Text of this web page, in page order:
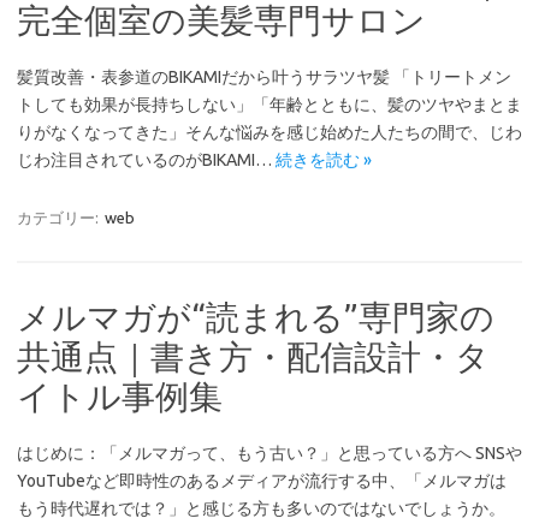
完全個室の美髪専門サロン
髪質改善・表参道のBIKAMIだから叶うサラツヤ髪 「トリートメン
トしても効果が長持ちしない」「年齢とともに、髪のツヤやまとま
りがなくなってきた」そんな悩みを感じ始めた人たちの間で、じわ
じわ注目されているのがBIKAMI… 続きを読む »
カテゴリー: web
メルマガが“読まれる”専門家の
共通点｜書き方・配信設計・タ
イトル事例集
はじめに：「メルマガって、もう古い？」と思っている方へ SNSや
YouTubeなど即時性のあるメディアが流行する中、「メルマガは
もう時代遅れでは？」と感じる方も多いのではないでしょうか。